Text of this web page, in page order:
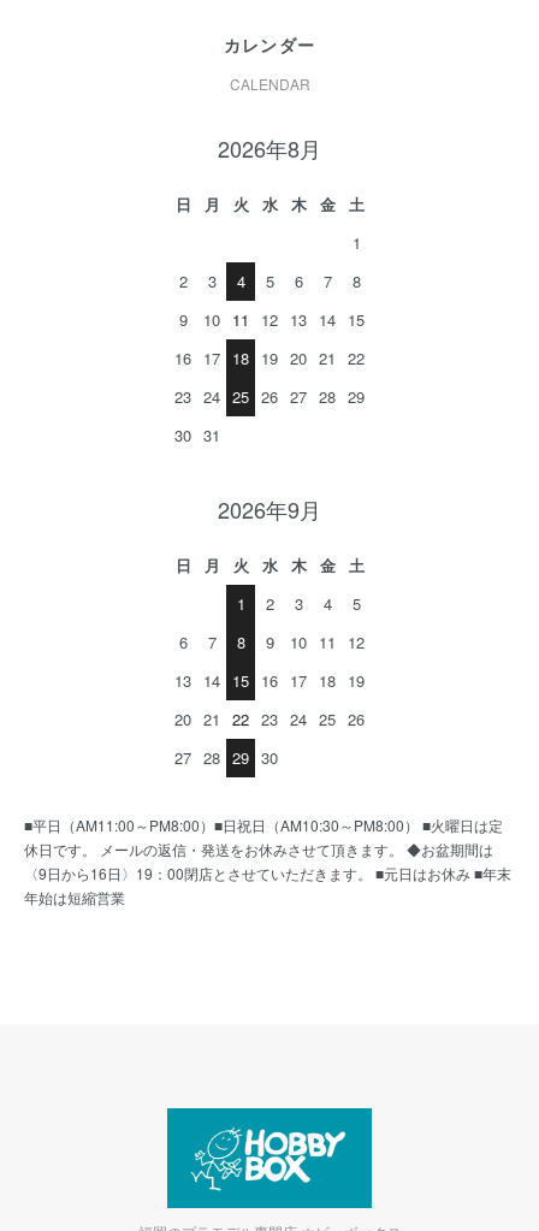
カレンダー
CALENDAR
2026年8月
日 月 火 水 木 金
土
1
2
3 4 5 6 7
8
9
10 11 12 13 14 15
16 17 18 19 20 21
22
23 24 25 26 27 28 29
30 31
2026年9月
日 月 火 水 木 金
土
1
2 3 4
5
6
7 8 9 10 11
12
13 14 15 16 17 18 19
20 21 22 23 24 25 26
27 28 29 30
■平日（AM11:00～PM8:00）■日祝日（AM10:30～PM8:00） ■火曜日は定
休日です。 メールの返信・発送をお休みさせて頂きます。 ◆お盆期間は
〈9日から16日〉19：00閉店とさせていただきます。 ■元日はお休み ■年末
年始は短縮営業